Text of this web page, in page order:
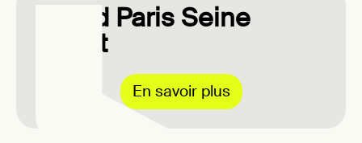
Grand Paris Seine
Ouest
En savoir plus